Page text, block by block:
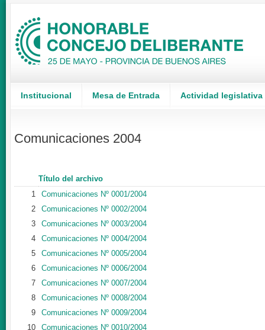
Institucional Mesa de Entrada Actividad legislativa
Comunicaciones 2004
Título del archivo
1
Comunicaciones Nº 0001/2004
2
Comunicaciones Nº 0002/2004
3
Comunicaciones Nº 0003/2004
4
Comunicaciones Nº 0004/2004
5
Comunicaciones Nº 0005/2004
6
Comunicaciones Nº 0006/2004
7
Comunicaciones Nº 0007/2004
8
Comunicaciones Nº 0008/2004
9
Comunicaciones Nº 0009/2004
10
Comunicaciones Nº 0010/2004